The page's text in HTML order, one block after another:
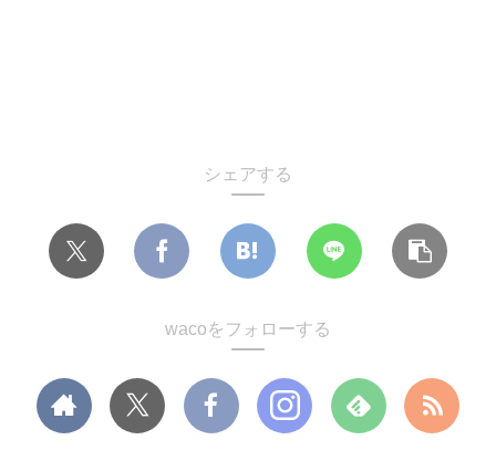
シェアする
wacoをフォローする